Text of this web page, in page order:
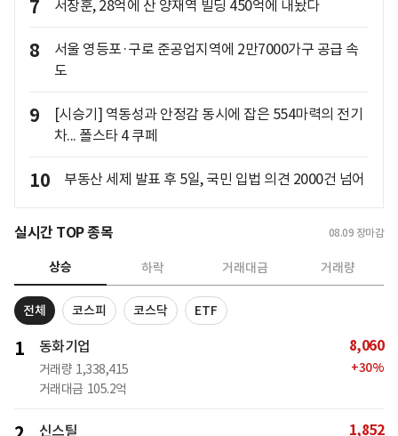
7 서장훈, 28억에 산 양재역 빌딩 450억에 내놨다
8
서울 영등포·구로 준공업지역에 2만7000가구 공급 속
도
9
[시승기] 역동성과 안정감 동시에 잡은 554마력의 전기
차... 폴스타 4 쿠페
10 부동산 세제 발표 후 5일, 국민 입법 의견 2000건 넘어
실시간 TOP 종목 08.09 장마감
상승 하락 거래대금 거래량
전체 코스피 코스닥 ETF
1 동화기업
거래량 1,338,415
거래대금 105.2억
8,060
+30%
신스틸 1,852